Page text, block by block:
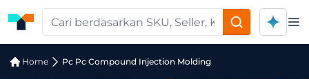
Home Pc Pc Compound Injection Molding
Jual Pc Pc Compound Injection